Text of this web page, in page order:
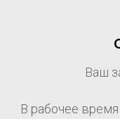
Ваш
В рабочее время